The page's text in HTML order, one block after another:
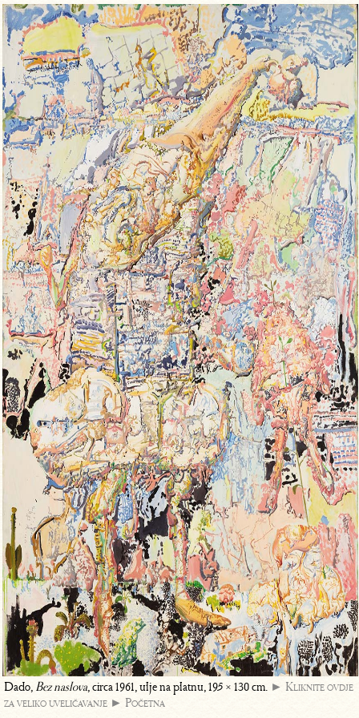
Dado, Bez naslova, circa 1961, ulje na platnu, 195 × 130 cm. ► Kliknite ovdje
za veliko uveličavanje ► Početna